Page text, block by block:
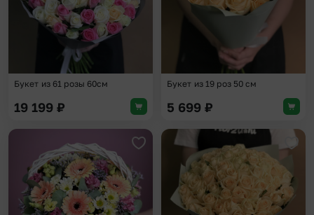
Букет из 61 розы 60см
19 199 ₽
Букет из 19 роз 50 см
5 699 ₽
Добавить в избранное